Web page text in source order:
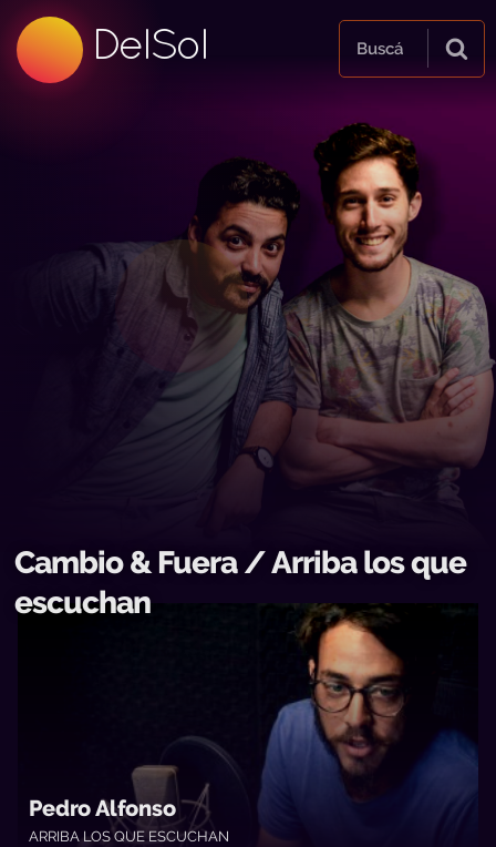
DelSol
99.5 FM
Buscá
Cambio & Fuera / Arriba los que
escuchan
Pedro Alfonso
ARRIBA LOS QUE ESCUCHAN